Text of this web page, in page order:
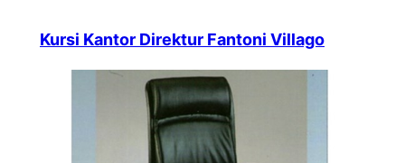
Kursi Kantor Direktur Fantoni Villago